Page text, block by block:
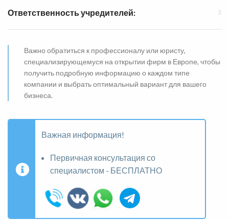
Ответственность учредителей:
Важно обратиться к профессионалу или юристу,
специализирующемуся на открытии фирм в Европе, чтобы
получить подробную информацию о каждом типе
компании и выбрать оптимальный вариант для вашего
бизнеса.
Важная информация!
Первичная консультация со
специалистом - БЕСПЛАТНО